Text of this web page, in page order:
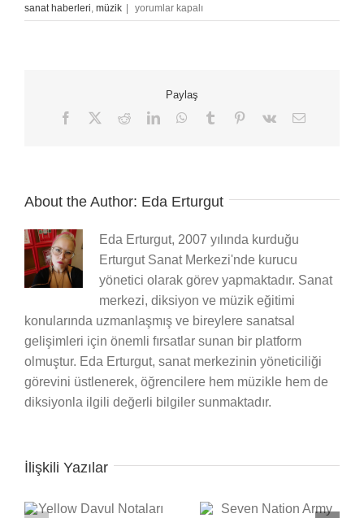
sanat haberleri müzik |
Tarihten
Bugüne
yorumlar kapalı
Paylaş
Facebook RedditLinkedInWhatsApp
Tumblr Pinterest
Vk
E-
About the Author: Eda Erturgut
Eda Erturgut, 2007 yılında kurduğu
Erturgut Sanat Merkezi'nde kurucu
yönetici olarak görev yapmaktadır. Sanat
merkezi, diksiyon ve müzik eğitimi
konularında uzmanlaşmış ve bireylere sanatsal
gelişimleri için önemli fırsatlar sunan bir platform
olmuştur. Eda Erturgut, sanat merkezinin yöneticiliği
görevini üstlenerek, öğrencilere hem müzikle hem de
diksiyonla ilgili değerli bilgiler sunmaktadır.
İlişkili Yazılar